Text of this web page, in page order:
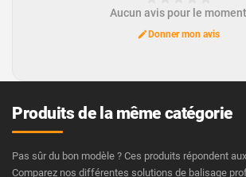
Aucun avis pour le moment
Donner mon avis
Produits de la même catégorie
Pas sûr du bon modèle ? Ces produits répondent
Comparez nos différentes solutions de balisage